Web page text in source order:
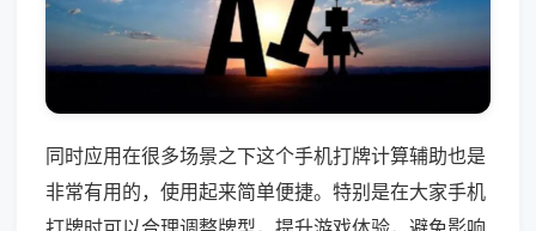
同时应用在很多场景之下这个手机打牌计算辅助也是
非常有用的，使用起来简单便捷。特别是在大家手机